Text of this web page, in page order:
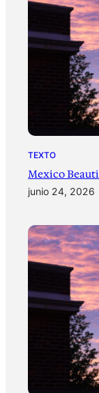
TEXTO
Mexico
junio 24, 2026